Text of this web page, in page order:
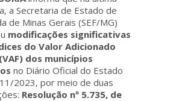
a Secretaria de Estado de
de Minas Gerais (SEF/MG)
modificações significativas
do Valor Adicionado
dos municípios
no Diário Oficial do Estado
2023, por meio de duas
Resolução nº 5.735, de